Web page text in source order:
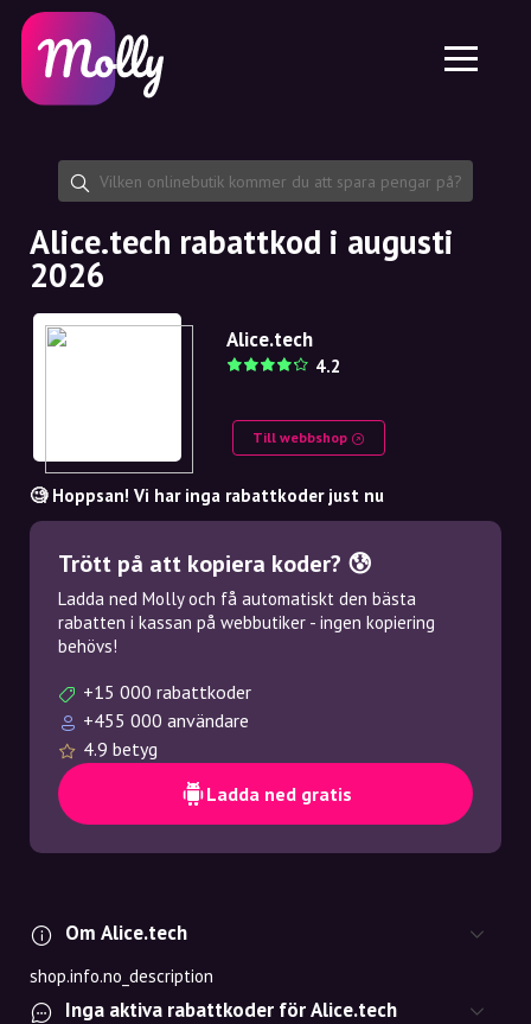
Hudvård
Hårvård
Dela rabattkod
Funktioner
Jobb
Om oss
Samarbete
Plattform
Molly till iPhone och iPad
Molly till Android
SE
EN
NO
DE
Alice.tech rabattkod i augusti
2026
Alice.tech
4.2
Till webbshop
🧐 Hoppsan! Vi har inga rabattkoder just nu
Trött på att kopiera koder? 😰
Ladda ned Molly och få automatiskt den bästa
rabatten i kassan på webbutiker - ingen kopiering
behövs!
+15 000 rabattkoder
+455 000 användare
4.9 betyg
Ladda ned gratis
Om Alice.tech
shop.info.no_description
Inga aktiva rabattkoder för Alice.tech